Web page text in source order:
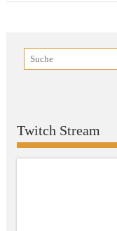
Twitch Stream